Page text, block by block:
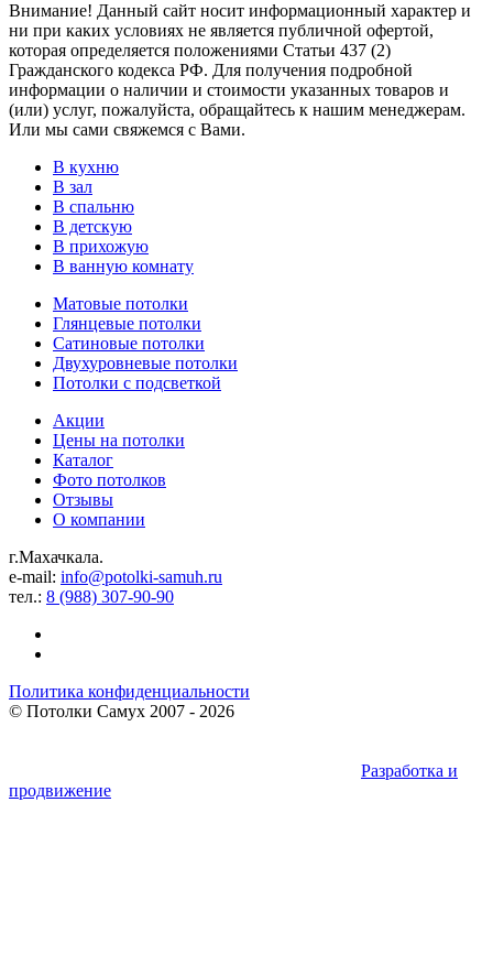
Внимание! Данный сайт носит информационный характер и
ни при каких условиях не является публичной офертой,
которая определяется положениями Статьи 437 (2)
Гражданского кодекса РФ. Для получения подробной
информации о наличии и стоимости указанных товаров и
(или) услуг, пожалуйста, обращайтесь к нашим менеджерам.
Или мы сами свяжемся с Вами.
В кухню
В зал
В спальню
В детскую
В прихожую
В ванную комнату
Матовые потолки
Глянцевые потолки
Сатиновые потолки
Двухуровневые потолки
Потолки с подсветкой
Акции
Цены на потолки
Каталог
Фото потолков
Отзывы
О компании
г.Махачкала.
e-mail: info@potolki-samuh.ru
тел.: 8 (988) 307-90-90
Политика конфиденциальности
© Потолки Самух 2007 - 2026
Разработка и
продвижение